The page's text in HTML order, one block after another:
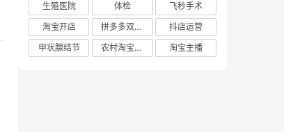
生殖医院
体检
飞秒手术
淘宝开店
拼多多双十二
抖店运营
甲状腺结节
农村淘宝店铺 淘宝主播